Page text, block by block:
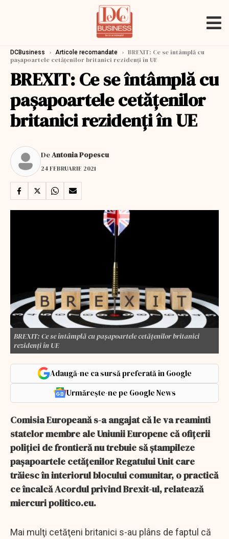
DCBusiness › Articole recomandate › BREXIT: Ce se întâmplă cu
pașapoartele cetățenilor britanici rezidenți în UE
BREXIT: Ce se întâmplă cu
pașapoartele cetățenilor
britanici rezidenți în UE
DeAntonia Popescu
24 FEBRUARIE 2021
BREXIT: Ce se întâmplă cu pașapoartele cetățenilor britanici
rezidenți în UE
Adaugă-ne ca sursă preferată în Google
Urmărește-ne pe Google News
Comisia Europeană s-a angajat că le va reaminti
statelor membre ale Uniunii Europene că ofiţerii
poliţiei de frontieră nu trebuie să ştampileze
paşapoartele cetăţenilor Regatului Unit care
trăiesc în interiorul blocului comunitar, o practică
ce încalcă Acordul privind Brexit-ul, relatează
miercuri politico.eu.
Mai mulţi cetăţeni britanici s-au plâns de faptul că